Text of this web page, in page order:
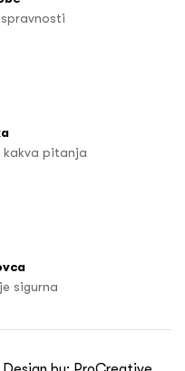
kakva pitanja
sigurna